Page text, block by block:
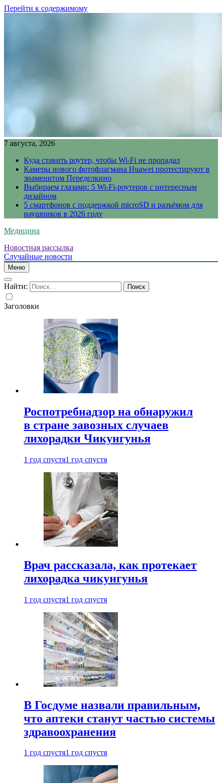
Перейти к содержимому
7 августа, 2026
Куда ставить роутер, чтобы Wi-Fi не пропадал
Камеры нового фотофлагмана Huawei протестируют в
знаменитом Переделкино
Выбираем глазами: 5 Wi-Fi-роутеров с интересным
дизайном
5 смартфонов с поддержкой microSD и разъёмом для
наушников в 2026 году
Медицина
Новостная рассылка
Случайные новости
Меню
Найти:
Заголовки
Роспотребнадзор на обнаружил
в стране завозных случаев
лихорадки Чикунгунья
1 год спустя1 год спустя
Врач рассказала, как протекает
лихорадка чикунгунья
1 год спустя1 год спустя
В Госдуме назвали правильным,
что аптеки станут частью системы
здравоохранения
1 год спустя1 год спустя